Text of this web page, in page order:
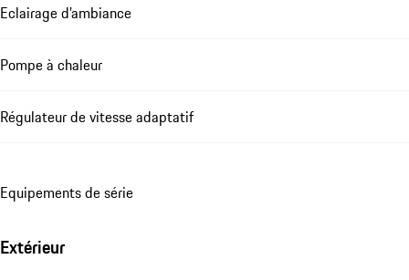
Eclairage d’ambiance
Pompe à chaleur
Régulateur de vitesse adaptatif
Equipements de série
Extérieur